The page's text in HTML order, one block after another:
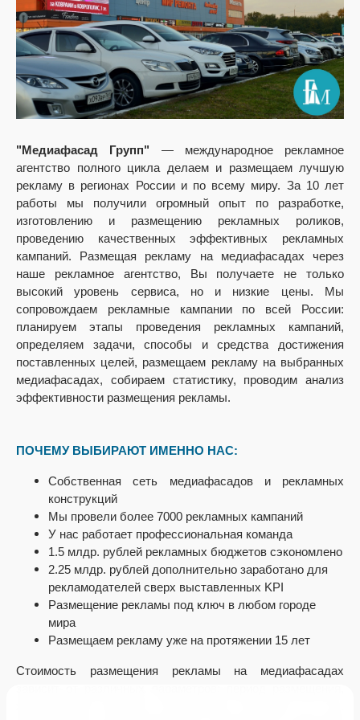
"Медиафасад Групп" — международное рекламное
агентство полного цикла делаем и размещаем лучшую
рекламу в регионах России и по всему миру. За 10 лет
работы мы получили огромный опыт по разработке,
изготовлению и размещению рекламных роликов,
проведению качественных эффективных рекламных
кампаний. Размещая рекламу на медиафасадах через
наше рекламное агентство, Вы получаете не только
высокий уровень сервиса, но и низкие цены. Мы
сопровождаем рекламные кампании по всей России:
планируем этапы проведения рекламных кампаний,
определяем задачи, способы и средства достижения
поставленных целей, размещаем рекламу на выбранных
медиафасадах, собираем статистику, проводим анализ
эффективности размещения рекламы.
ПОЧЕМУ ВЫБИРАЮТ ИМЕННО НАС:
Собственная сеть медиафасадов и рекламных
конструкций
Мы провели более 7000 рекламных кампаний
У нас работает профессиональная команда
1.5 млдр. рублей рекламных бюджетов сэкономлено
2.25 млдр. рублей дополнительно заработано для
рекламодателей сверх выставленных KPI
Размещение рекламы под ключ в любом городе
мира
Размещаем рекламу уже на протяжении 15 лет
Стоимость размещения рекламы на медиафасадах